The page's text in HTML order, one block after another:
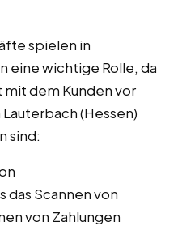
spielen in
eine wichtige Rolle, da
dem Kunden vor
(Hessen)
sind:
das Scannen von
von Zahlungen